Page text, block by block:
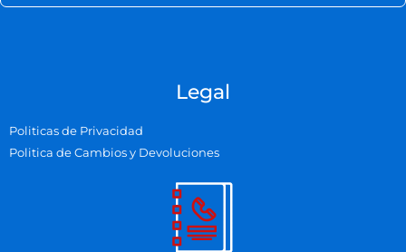
Legal
Politicas de Privacidad
Politica de Cambios y Devoluciones